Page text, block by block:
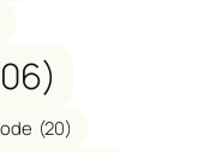
(20)